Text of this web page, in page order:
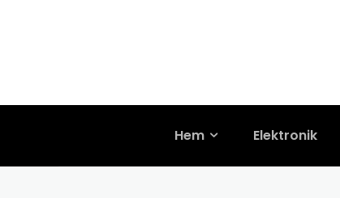
Hem Elektronik
Bästa